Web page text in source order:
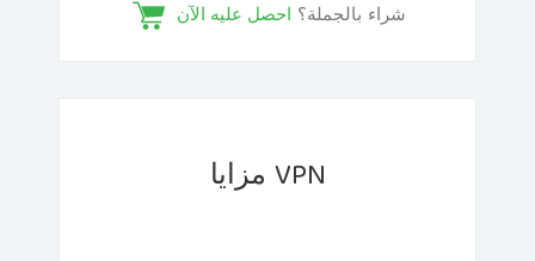
شراء بالجملة؟ احصل عليه الآن
مزايا VPN